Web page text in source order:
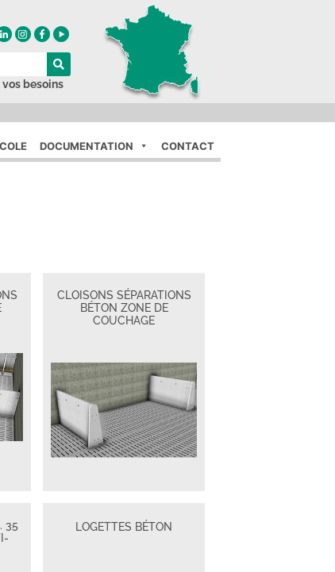
besoins
DOCUMENTATION CONTACT
CLOISONS SÉPARATIONS
BÉTON ZONE DE
COUCHAGE
35
LOGETTES BÉTON